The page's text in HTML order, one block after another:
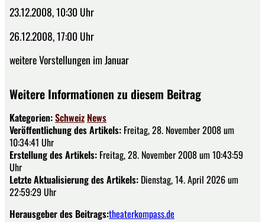
23.12.2008, 10:30 Uhr
26.12.2008, 17:00 Uhr
weitere Vorstellungen im Januar
Weitere Informationen zu diesem Beitrag
Kategorien:Schweiz News
Veröffentlichung des Artikels: Freitag, 28. November 2008 um
10:34:41 Uhr
Erstellung des Artikels: Freitag, 28. November 2008 um 10:43:59
Uhr
Letzte Aktualisierung des Artikels: Dienstag, 14. April 2026 um
22:59:29 Uhr
Herausgeber des Beitrags:theaterkompass.de